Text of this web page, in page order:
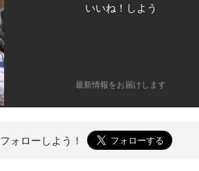
いいね！しよう
最新情報をお届けします
フォローしよう！